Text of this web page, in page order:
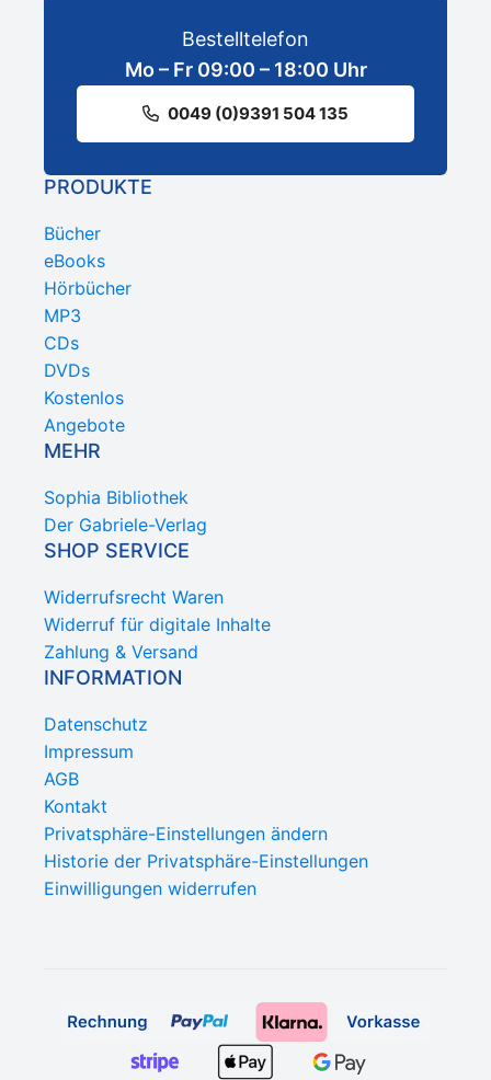
Bestelltelefon
Mo – Fr 09:00 – 18:00 Uhr
0049 (0)9391 504 135
PRODUKTE
Bücher
eBooks
Hörbücher
MP3
CDs
DVDs
Kostenlos
Angebote
MEHR
Sophia Bibliothek
Der Gabriele-Verlag
SHOP SERVICE
Widerrufsrecht Waren
Widerruf für digitale Inhalte
Zahlung & Versand
INFORMATION
Datenschutz
Impressum
AGB
Kontakt
Privatsphäre-Einstellungen ändern
Historie der Privatsphäre-Einstellungen
Einwilligungen widerrufen